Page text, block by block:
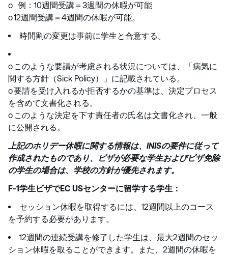
o 例：10週間受講＝3週間の休暇が可能
o 12週間受講＝4週間の休暇が可能。
時間割の変更は事前に学生と合意する。
o このような要請が考慮される状況については、「病気に
関する方針（Sick Policy）」に記載されている。
o 要請を受け入れるか拒否するかの基準は、決定プロセス
を含めて文書化される。
o このような決定を下す責任者の氏名は文書化され、一般
に公開される。
上記のホリデー休暇に関する情報は、INISの要件に従って
作成されたものであり、ビザが必要な学生およびビザ免除
の学生の場合は、学校の方針が優先されます。
F-1学生ビザでEC USセンターに留学する学生：
セッション休暇を取得するには、12週間以上のコース
を予約する必要があります。
12週間の連続受講を修了した学生は、最大2週間のセッ
ション休暇を取ることができます。また、2週間の休暇を